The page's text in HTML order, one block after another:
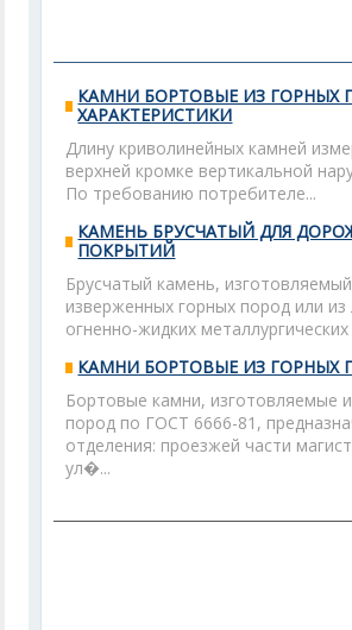
КАМНИ БОРТОВЫЕ ИЗ ГОРНЫХ
ХАРАКТЕРИСТИКИ
Длину криволинейных камней
верхней кромке вертикальной
По требованию потребителе...
КАМЕНЬ БРУСЧАТЫЙ ДЛЯ
ПОКРЫТИЙ
Брусчатый камень,
изверженных горных пород или из
огненно-жидких
КАМНИ БОРТОВЫЕ ИЗ ГОРНЫХ
Бортовые камни, изготовляемые
пород по ГОСТ 6666-81,
отделения: проезжей части
ул�...